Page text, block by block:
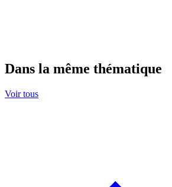
Dans la même thématique
Voir tous